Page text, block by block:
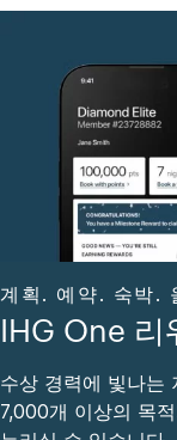
계획. 예약. 숙박.
IHG One 리
수상 경력에 빛나는
7,000개 이상의 목